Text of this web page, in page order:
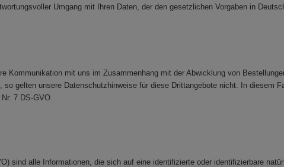
Umgang mit Ihren Daten, der den gesetzlichen Vorgaben in
Kommunikation mit uns im Zusammenhang mit der Abwicklung von
gelten unsere Datenschutzhinweise für diese Drittangebote nicht. In diesem
7 DS-GVO.
sind alle Informationen, die sich auf eine identifizierte oder identifizierbare